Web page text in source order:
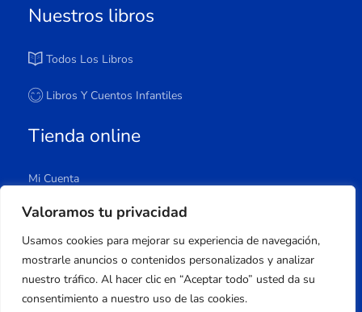
Valoramos tu privacidad
Usamos cookies para mejorar su experiencia de navegación,
mostrarle anuncios o contenidos personalizados y analizar
nuestro tráfico. Al hacer clic en “Aceptar todo” usted da su
consentimiento a nuestro uso de las cookies.
Nuestros libros
Todos Los Libros
Libros Y Cuentos Infantiles
Tienda online
Mi Cuenta
Carrito
Lista De Deseos